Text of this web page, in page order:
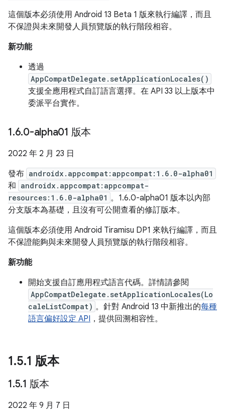
這個版本必須使用 Android 13 Beta 1 版來執行編譯，而且
不保證與未來開發人員預覽版的執行階段相容。
新功能
透過
AppCompatDelegate.setApplicationLocales()
支援全應用程式自訂語言選擇。在 API 33 以上版本中
委派平台實作。
1.6.0-alpha01 版本
2022 年 2 月 23 日
發布 androidx.appcompat:appcompat:1.6.0-alpha01
和 androidx.appcompat:appcompat-
resources:1.6.0-alpha01 。1.6.0-alpha01 版本以內部
分支版本為基礎，且沒有可公開查看的修訂版本。
這個版本必須使用 Android Tiramisu DP1 來執行編譯，而且
不保證能夠與未來開發人員預覽版的執行階段相容。
新功能
開始支援自訂應用程式語言代碼。詳情請參閱
AppCompatDelegate.setApplicationLocales(Lo
caleListCompat) 。針對 Android 13 中新推出的每種
語言偏好設定 API ，提供回溯相容性。
1.5.1 版本
1.5.1 版本
2022 年 9 月 7 日